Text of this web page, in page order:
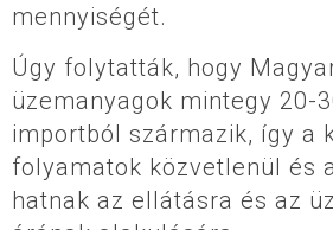
mennyiségét.
Úgy folytatták, hogy
üzemanyagok mintegy 20-
importból származik, így a
folyamatok közvetlenül és
hatnak az ellátásra és az